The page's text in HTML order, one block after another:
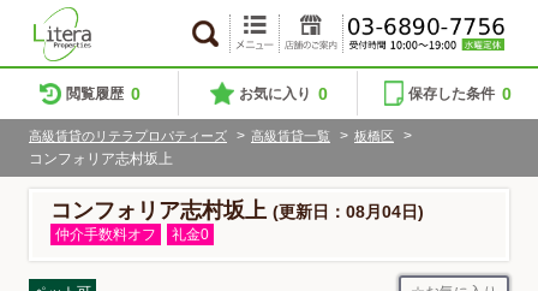
閲覧履歴 0 お気に入り 0 保存した条件 0
高級賃貸のリテラプロパティーズ > 高級賃貸一覧 > 板橋区
>
コンフォリア志村坂上
コンフォリア志村坂上 (更新日：08月04日)
仲介手数料オフ 礼金0